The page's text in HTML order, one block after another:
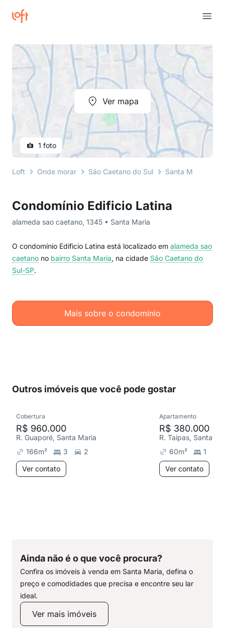
Condomínio Edificio Latina
alameda sao caetano, 1345 • Santa Maria
O condomínio Edificio Latina está localizado em alameda sao
caetano no bairro Santa Maria, na cidade São Caetano do
Sul-SP.
Mais sobre o condomínio
Ver mapa
1 foto
Loft Onde morar São Caetano do Sul Santa Maria
Outros imóveis que você pode gostar
Cobertura
R$ 960.000
R. Guaporé, Santa Maria
166m² 3
2
Ver contato
Apartamento
R$ 380.000
R. Taipas, Santa
60m² 1
Ver contato
Ainda não é o que você procura?
Confira os imóveis à venda em Santa Maria, defina o
preço e comodidades que precisa e encontre seu lar
ideal.
Ver mais imóveis